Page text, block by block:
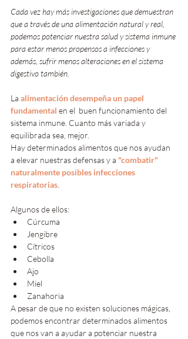
Cada vez hay más investigaciones que demuestran
que a través de una alimentación natural y real,
podemos potenciar nuestra salud y sistema inmune
para estar menos propensos a infecciones y
además, sufrir menos alteraciones en el sistema
digestivo también.
La alimentación desempeña un papel
fundamental en el  buen funcionamiento del
sistema inmune. Cuanto más variada y
equilibrada sea, mejor.
Hay determinados alimentos que nos ayudan
a elevar nuestras defensas y a "combatir"
naturalmente posibles infecciones
respiratorias
Algunos de ellos:
Cúrcuma
Jengibre
Cítricos
Cebolla
Ajo
Miel
Zanahoria
A pesar de que no existen soluciones mágicas,
podemos encontrar determinados alimentos
que nos van a ayudar a potenciar nuestra